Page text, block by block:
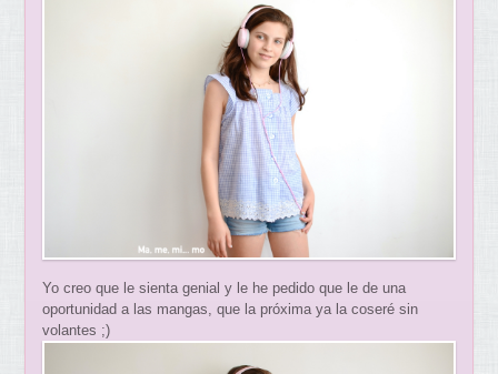
Yo creo que le sienta genial y le he pedido que le de una
oportunidad a las mangas, que la próxima ya la coseré sin
volantes ;)